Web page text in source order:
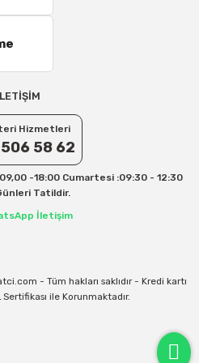
+1 Desi: 13 TL
Desi: 17 TL
sorularınız için bizimle iletişime
Hizmetleri
58 62
-18:00 Cumartesi :09:30 - 12:30
Tatildir.
İletişim
- Tüm hakları saklıdır - Kredi kartı
ile Korunmaktadır.